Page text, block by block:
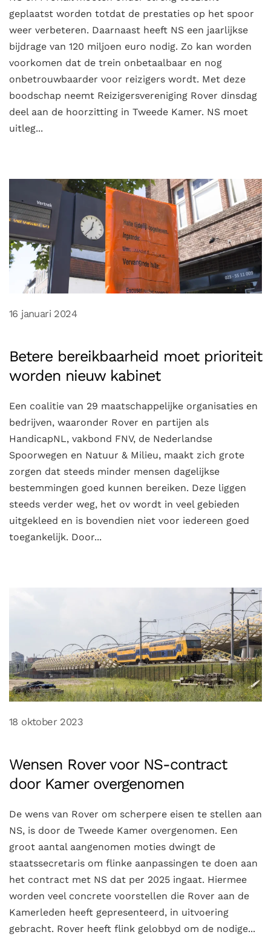
geplaatst worden totdat de prestaties op het spoor
weer verbeteren. Daarnaast heeft NS een jaarlijkse
bijdrage van 120 miljoen euro nodig. Zo kan worden
voorkomen dat de trein onbetaalbaar en nog
onbetrouwbaarder voor reizigers wordt. Met deze
boodschap neemt Reizigersvereniging Rover dinsdag
deel aan de hoorzitting in Tweede Kamer. NS moet
uitleg...
16 januari 2024
Betere bereikbaarheid moet prioriteit
worden nieuw kabinet
Een coalitie van 29 maatschappelijke organisaties en
bedrijven, waaronder Rover en partijen als
HandicapNL, vakbond FNV, de Nederlandse
Spoorwegen en Natuur & Milieu, maakt zich grote
zorgen dat steeds minder mensen dagelijkse
bestemmingen goed kunnen bereiken. Deze liggen
steeds verder weg, het ov wordt in veel gebieden
uitgekleed en is bovendien niet voor iedereen goed
toegankelijk. Door...
18 oktober 2023
Wensen Rover voor NS-contract
door Kamer overgenomen
De wens van Rover om scherpere eisen te stellen aan
NS, is door de Tweede Kamer overgenomen. Een
groot aantal aangenomen moties dwingt de
staatssecretaris om flinke aanpassingen te doen aan
het contract met NS dat per 2025 ingaat. Hiermee
worden veel concrete voorstellen die Rover aan de
Kamerleden heeft gepresenteerd, in uitvoering
gebracht. Rover heeft flink gelobbyd om de nodige...